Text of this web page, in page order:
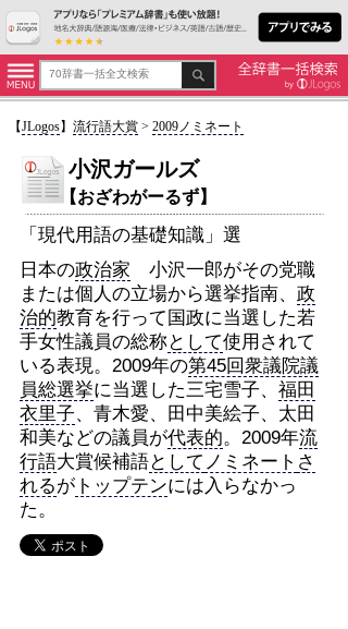
【JLogos】 流行語大賞> 2009ノミネート
小沢ガールズ
【おざわがーるず】
「現代用語の基礎知識」選
日本の政治家 小沢一郎がその党職
または個人の立場から選挙指南、 政
治的教育を行って国政に当選した若
手女性議員の総称として使用されて
いる表現。2009年の第45回衆議院議
員総選挙に当選した三宅雪子、 福田
衣里子、青木愛、田中美絵子、太田
和美などの議員が代表的。2009年流
行語大賞候補語として ノミネート さ
れるがトップテンには入らなかっ
た。